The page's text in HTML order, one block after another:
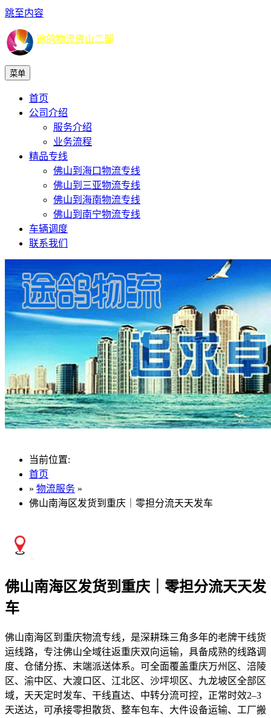
跳至内容
途鸽物流佛山二部
菜单
首页
公司介绍
服务介绍
业务流程
精品专线
佛山到海口物流专线
佛山到三亚物流专线
佛山到海南物流专线
佛山到南宁物流专线
车辆调度
联系我们
当前位置:
首页
» 物流服务 »
佛山南海区发货到重庆｜零担分流天天发车
佛山南海区发货到重庆｜零担分流天天发
车
佛山南海区到重庆物流专线，是深耕珠三角多年的老牌干线货
运线路，专注佛山全域往返重庆双向运输，具备成熟的线路调
度、仓储分拣、末端派送体系。可全面覆盖重庆万州区、涪陵
区、渝中区、大渡口区、江北区、沙坪坝区、九龙坡区全部区
域，天天定时发车、干线直达、中转分流可控，正常时效2–3
天送达，可承接零担散货、整车包车、大件设备运输、工厂搬